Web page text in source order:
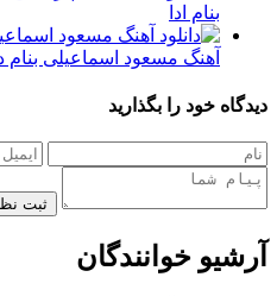
بنام ادا
آهنگ مسعود اسماعیلی
دیدگاه خود را بگذارید
ثبت
آرشیو خوانندگان